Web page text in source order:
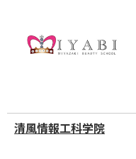
清風情報工科学院